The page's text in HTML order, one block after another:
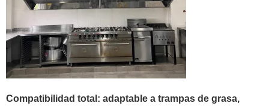
Compatibilidad total: adaptable a trampas de grasa,